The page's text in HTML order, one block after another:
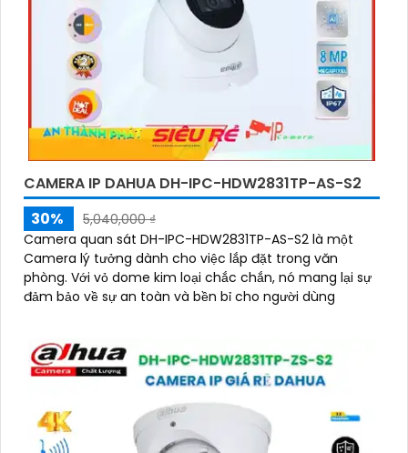
CAMERA IP DAHUA DH-IPC-HDW2831TP-AS-S2
30%
5,040,000 ₫
Camera quan sát DH-IPC-HDW2831TP-AS-S2 là một
Camera lý tưởng dành cho việc lắp đặt trong văn
phòng. Với vỏ dome kim loại chắc chắn, nó mang lại sự
đảm bảo về sự an toàn và bền bỉ cho người dùng